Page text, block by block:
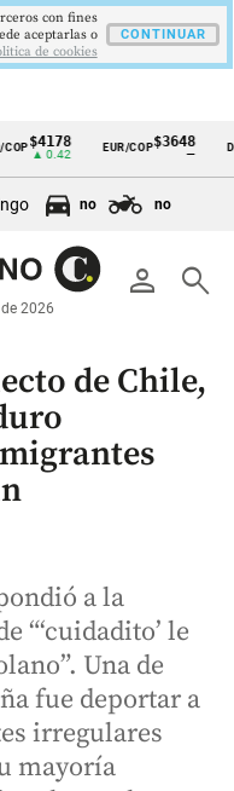
EUR/COP$3648
—
no no
person search
2026
de Chile,
a la
“‘cuidadito’ le
Una de
fue deportar a
irregulares
mayoría
con fines
aceptarlas o
de cookies
CONTINUAR